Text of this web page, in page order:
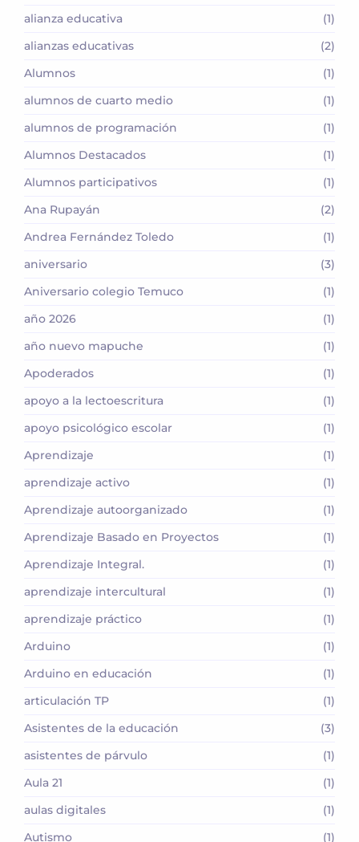
alianza educativa
(1)
alianzas educativas
(2)
Alumnos
(1)
alumnos de cuarto medio
(1)
alumnos de programación
(1)
Alumnos Destacados
(1)
Alumnos participativos
(1)
Ana Rupayán
(2)
Andrea Fernández Toledo
(1)
aniversario
(3)
Aniversario colegio Temuco
(1)
año 2026
(1)
año nuevo mapuche
(1)
Apoderados
(1)
apoyo a la lectoescritura
(1)
apoyo psicológico escolar
(1)
Aprendizaje
(1)
aprendizaje activo
(1)
Aprendizaje autoorganizado
(1)
Aprendizaje Basado en Proyectos
(1)
Aprendizaje Integral.
(1)
aprendizaje intercultural
(1)
aprendizaje práctico
(1)
Arduino
(1)
Arduino en educación
(1)
articulación TP
(1)
Asistentes de la educación
(3)
asistentes de párvulo
(1)
Aula 21
(1)
aulas digitales
(1)
Autismo
(1)